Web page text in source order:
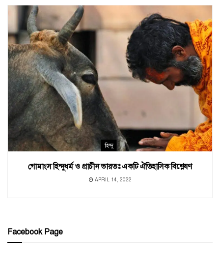
হিন্দু
গোমাংস হিন্দুধর্ম ও প্রাচীন ভারতঃ একটি ঐতিহাসিক বিশ্লেষণ
APRIL 14, 2022
Facebook Page